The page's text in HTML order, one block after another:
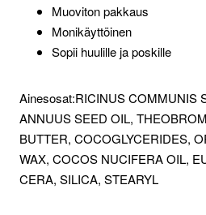
Muoviton pakkaus
Monikäyttöinen
Sopii huulille ja poskille
Ainesosat:RICINUS COMMUNIS
ANNUUS SEED OIL,
BUTTER, COCOGLYCERIDES,
WAX, COCOS NUCIFERA OIL,
CERA, SILICA, STEARYL